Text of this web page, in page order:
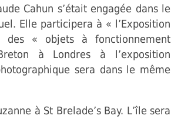
Cahun s’était engagée dans le
Elle participera à « l’Exposition
des « objets à fonctionnement
à Londres à l’exposition
sera dans le même
à St Brelade’s Bay. L’île sera